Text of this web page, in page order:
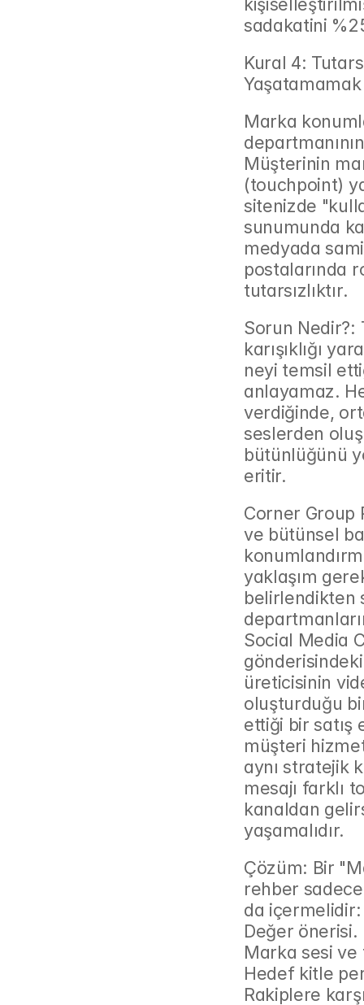
sadakatini
Kural 4:
Yaşatamamak
Marka
Müşterinin
(touchpoint)
sitenizde
sunumunda
medyada
postalarında
tutarsızlıktır.
Sorun Nedir?:
karışıklığı
neyi temsil
anlayamaz.
verdiğinde,
seslerden
bütünlüğünü
eritir.
Corner Group
ve bütünsel
yaklaşım
belirlendikten
Social Media
üreticisinin
oluşturduğu
ettiği bir satış
müşteri
aynı stratejik
mesajı farklı
kanaldan
yaşamalıdır.
Çözüm: Bir
rehber
da içermelidir:
Değer önerisi.
Marka sesi
Hedef kitle
Rakiplere